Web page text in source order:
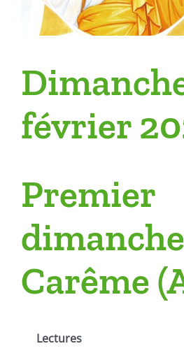
février
Premier
Carême
Lectures